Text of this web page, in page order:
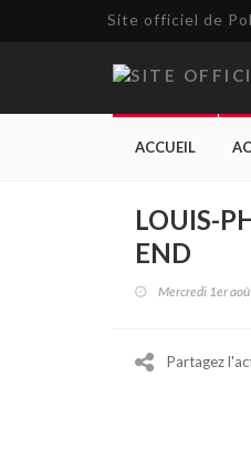
Site officiel de
ACCUEIL
LOUIS-
END
Mercredi 1er
Partagez